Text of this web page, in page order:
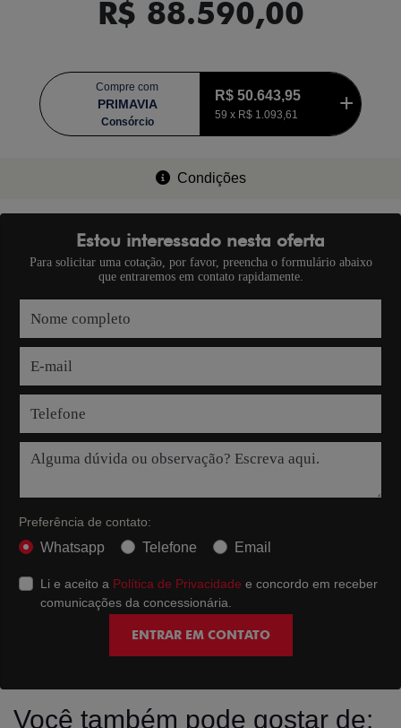
R$ 88.590,00
Compre com
PRIMAVIA
Consórcio
R$ 50.643,95
59 x R$ 1.093,61
Condições
Estou interessado nesta oferta
Para solicitar uma cotação, por favor, preencha o formulário abaixo
que entraremos em contato rapidamente.
Preferência de contato:
Whatsapp Telefone Email
Li e aceito a Política de Privacidade e concordo em receber
comunicações da concessionária.
ENTRAR EM CONTATO
Você também pode gostar de: